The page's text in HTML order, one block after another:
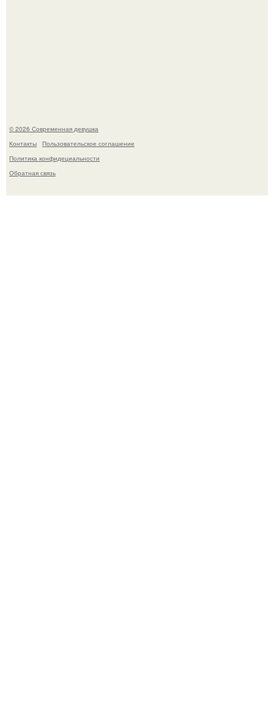
© 2026 Современная девушка
Контакты
Пользовательское соглашение
Политика конфидециальности
Обратная связь